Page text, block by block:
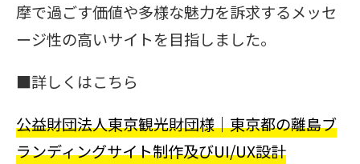
摩で過ごす価値や多様な魅力を訴求するメッセ
ージ性の高いサイトを目指しました。
■詳しくはこちら
公益財団法人東京観光財団様｜東京都の離島ブ
ランディングサイト制作及びUI/UX設計